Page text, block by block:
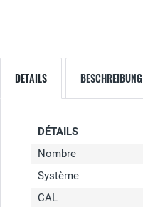
DETAILS BESCHREIBUNG
DÉTAILS
Nombre
Système
CAL